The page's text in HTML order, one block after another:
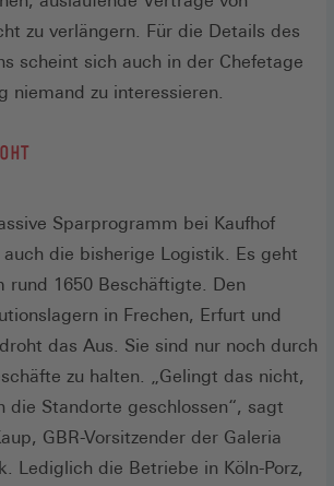
zu verlängern. Für die Details des
scheint sich auch in der Chefetage
niemand zu interessieren.
Sparprogramm bei Kaufhof
die bisherige Logistik. Es geht
rund 1650 Beschäftigte. Den
in Frechen, Erfurt und
das Aus. Sie sind nur noch durch
zu halten. „Gelingt das nicht,
die Standorte geschlossen“, sagt
GBR-Vorsitzender der Galeria
Lediglich die Betriebe in Köln-Porz,